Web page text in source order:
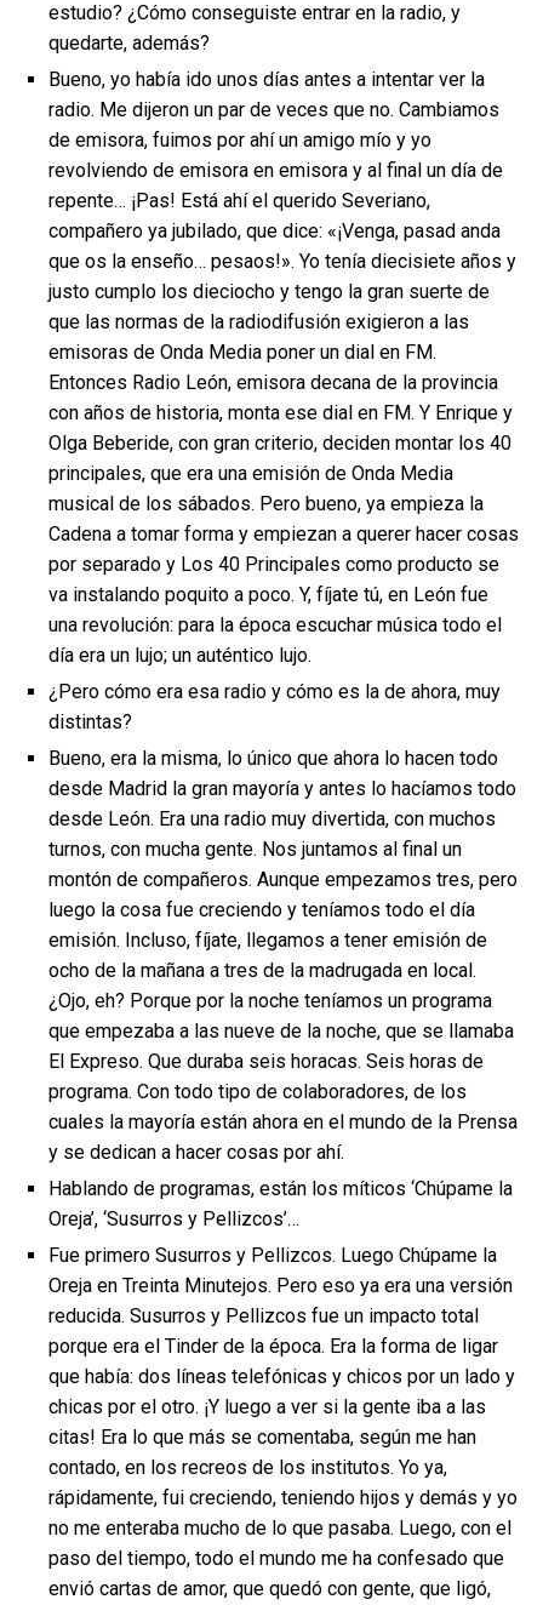
estudio? ¿Cómo conseguiste entrar en la radio, y
quedarte, además?
Bueno, yo había ido unos días antes a intentar ver la
radio. Me dijeron un par de veces que no. Cambiamos
de emisora, fuimos por ahí un amigo mío y yo
revolviendo de emisora en emisora y al final un día de
repente… ¡Pas! Está ahí el querido Severiano,
compañero ya jubilado, que dice: «¡Venga, pasad anda
que os la enseño… pesaos!». Yo tenía diecisiete años y
justo cumplo los dieciocho y tengo la gran suerte de
que las normas de la radiodifusión exigieron a las
emisoras de Onda Media poner un dial en FM.
Entonces Radio León, emisora decana de la provincia
con años de historia, monta ese dial en FM. Y Enrique y
Olga Beberide, con gran criterio, deciden montar los 40
principales, que era una emisión de Onda Media
musical de los sábados. Pero bueno, ya empieza la
Cadena a tomar forma y empiezan a querer hacer cosas
por separado y Los 40 Principales como producto se
va instalando poquito a poco. Y, fíjate tú, en León fue
una revolución: para la época escuchar música todo el
día era un lujo; un auténtico lujo.
¿Pero cómo era esa radio y cómo es la de ahora, muy
distintas?
Bueno, era la misma, lo único que ahora lo hacen todo
desde Madrid la gran mayoría y antes lo hacíamos todo
desde León. Era una radio muy divertida, con muchos
turnos, con mucha gente. Nos juntamos al final un
montón de compañeros. Aunque empezamos tres, pero
luego la cosa fue creciendo y teníamos todo el día
emisión. Incluso, fíjate, llegamos a tener emisión de
ocho de la mañana a tres de la madrugada en local.
¿Ojo, eh? Porque por la noche teníamos un programa
que empezaba a las nueve de la noche, que se llamaba
El Expreso. Que duraba seis horacas. Seis horas de
programa. Con todo tipo de colaboradores, de los
cuales la mayoría están ahora en el mundo de la Prensa
y se dedican a hacer cosas por ahí.
Hablando de programas, están los míticos ‘Chúpame la
Oreja’, ‘Susurros y Pellizcos’…
Fue primero Susurros y Pellizcos. Luego Chúpame la
Oreja en Treinta Minutejos. Pero eso ya era una versión
reducida. Susurros y Pellizcos fue un impacto total
porque era el Tinder de la época. Era la forma de ligar
que había: dos líneas telefónicas y chicos por un lado y
chicas por el otro. ¡Y luego a ver si la gente iba a las
citas! Era lo que más se comentaba, según me han
contado, en los recreos de los institutos. Yo ya,
rápidamente, fui creciendo, teniendo hijos y demás y yo
no me enteraba mucho de lo que pasaba. Luego, con el
paso del tiempo, todo el mundo me ha confesado que
envió cartas de amor, que quedó con gente, que ligó,